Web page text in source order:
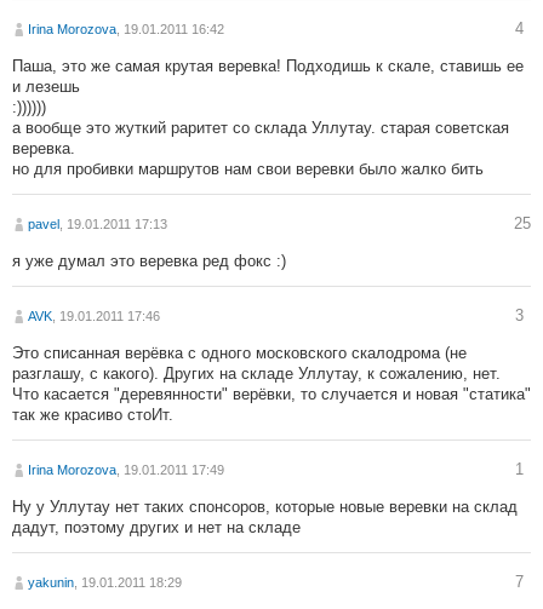
Irina Morozova , 19.01.2011 16:42 4
Паша, это же самая крутая веревка! Подходишь к скале, ставишь ее
и лезешь
:))))))
а вообще это жуткий раритет со склада Уллутау. старая советская
веревка.
но для пробивки маршрутов нам свои веревки было жалко бить
pavel , 19.01.2011 17:13 25
я уже думал это веревка ред фокс :)
AVK , 19.01.2011 17:46 3
Это списанная верёвка с одного московского скалодрома (не
разглашу, с какого). Других на складе Уллутау, к сожалению, нет.
Что касается "деревянности" верёвки, то случается и новая "статика"
так же красиво стоИт.
Irina Morozova , 19.01.2011 17:49 1
Ну у Уллутау нет таких спонсоров, которые новые веревки на склад
дадут, поэтому других и нет на складе
yakunin , 19.01.2011 18:29 7